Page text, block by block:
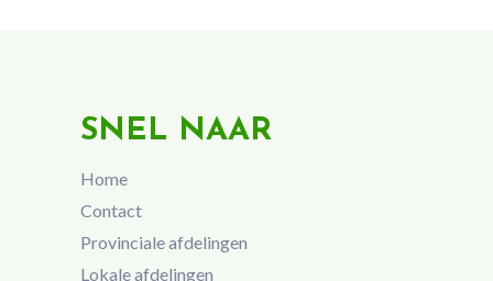
SNEL NAAR
Home
Contact
Provinciale afdelingen
Lokale afdelingen